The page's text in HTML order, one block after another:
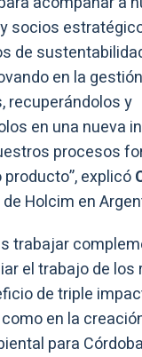
socios
de
en la
recuperándolos y
en una nueva
procesos
explicó
de Holcim en
trabajar
el trabajo de los
de triple
en la
para